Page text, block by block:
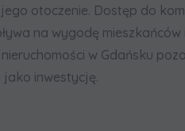
otoczenie. Dostęp do
na wygodę mieszkańców
w Gdańsku
inwestycję.